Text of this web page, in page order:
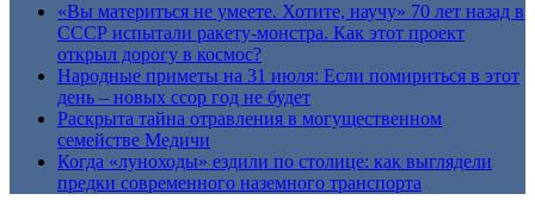
«Вы материться не умеете. Хотите, научу» 70 лет назад в
СССР испытали ракету-монстра. Как этот проект
открыл дорогу в космос?
Народные приметы на 31 июля: Если помириться в этот
день – новых ссор год не будет
Раскрыта тайна отравления в могущественном
семействе Медичи
Когда «луноходы» ездили по столице: как выглядели
предки современного наземного транспорта